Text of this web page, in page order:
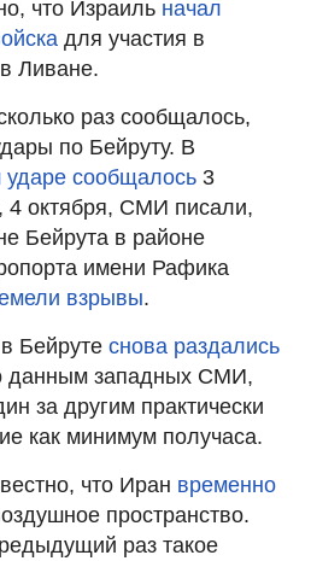
что Израиль начал
для участия в
Ливане.
раз сообщалось,
по Бейруту. В
сообщалось 3
4 октября, СМИ писали,
Бейрута в районе
имени Рафика
взрывы.
Бейруте снова раздались
данным западных СМИ,
за другим практически
как минимум получаса.
что Иран временно
пространство.
раз такое